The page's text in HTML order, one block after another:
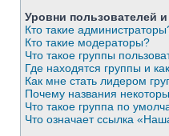
Уровни пользователей
Кто такие
Кто такие модераторы?
Что такое группы
Где находятся группы и
Как мне стать лидером
Почему названия
Что такое группа по
Что означает ссылка